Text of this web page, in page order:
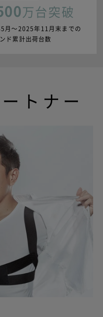
万台突破
月〜2025年11月末までの
ド累計出荷台数
トナー